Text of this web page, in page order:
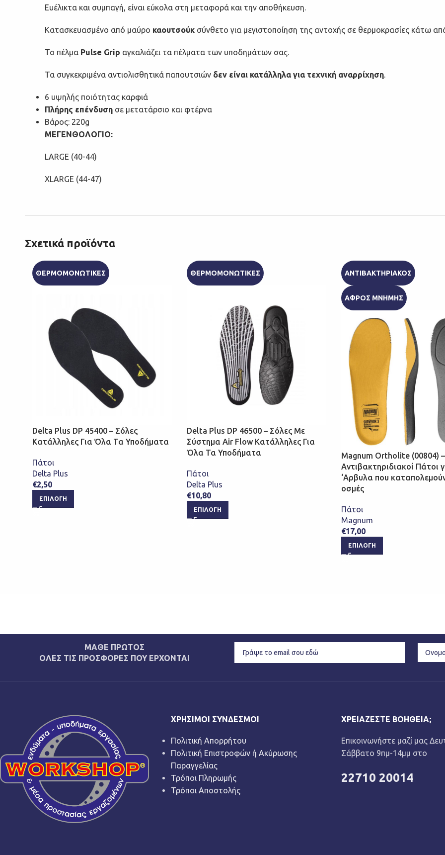
Ευέλικτα και συμπαγή, είναι εύκολα στη μεταφορά και την αποθήκευση.
Κατασκευασμένο από μαύρο καουτσούκ σύνθετο για μεγιστοποίηση της αντοχής σε θερμοκρασίες κάτω
Το πέλμα Pulse Grip αγκαλιάζει τα πέλματα των υποδημάτων σας.
Τα συγκεκριμένα αντιολισθητικά παπουτσιών δεν είναι κατάλληλα για τεχνική αναρρίχηση.
6 υψηλής ποιότητας καρφιά
Πλήρης επένδυση σε μετατάρσιο και φτέρνα
Βάρος: 220g
ΜΕΓΕΝΘΟΛΟΓΙΟ:
LARGE (40-44)
XLARGE (44-47)
Σχετικά προϊόντα
ΘΕΡΜΟΜΟΝΩΤΙΚΕΣ
Delta Plus DP 45400 – Σόλες
Κατάλληλες Για Όλα Τα Υποδήματα
Πάτοι
Delta Plus
€2,50
ΕΠΙΛΟΓΉ
ΘΕΡΜΟΜΟΝΩΤΙΚΕΣ
Delta Plus DP 46500 – Σόλες Με
Σύστημα Air Flow Κατάλληλες Για
Όλα Τα Υποδήματα
Πάτοι
Delta Plus
€10,80
ΕΠΙΛΟΓΉ
ΑΝΤΙΒΑΚΤΗΡΙΑΚΟΣ
ΑΦΡΟΣ ΜΝΗΜΗΣ
Magnum Ortholite (00804) –
Αντιβακτηριδιακοί Πάτοι
‘Αρβυλα που
οσμές
Πάτοι
Magnum
€17,00
ΕΠΙΛΟΓΉ
ΜΑΘΕ ΠΡΩΤΟΣ
ΟΛΕΣ ΤΙΣ ΠΡΟΣΦΟΡΕΣ ΠΟΥ ΕΡΧΟΝΤΑΙ
ΧΡΉΣΙΜΟΙ ΣΎΝΔΕΣΜΟΙ
Πολιτική Απορρήτου
Πολιτική Επιστροφών ή Ακύρωσης
Παραγγελίας
Τρόποι Πληρωμής
Τρόποι Αποστολής
ΧΡΕΙΆΖΕΣΤΕ ΒΟΉΘΕΙΑ;
Επικοινωνήστε μαζί μας
Σάββατο 9πμ-14μμ στο
22710 20014